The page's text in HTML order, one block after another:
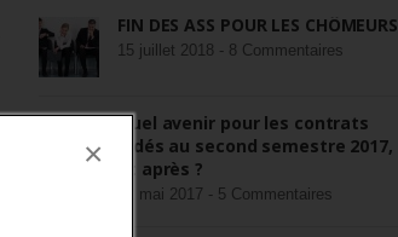
×
FIN DES ASS POUR LES CHÔMEURS
15 juillet 2018 - 8 Commentaires
Quel avenir pour les contrats
aidés au second semestre 2017,
et après ?
22 mai 2017 - 5 Commentaires